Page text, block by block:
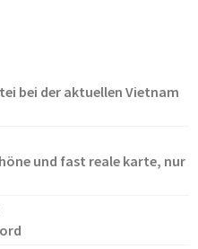
bei der aktuellen Vietnam
und fast reale karte, nur